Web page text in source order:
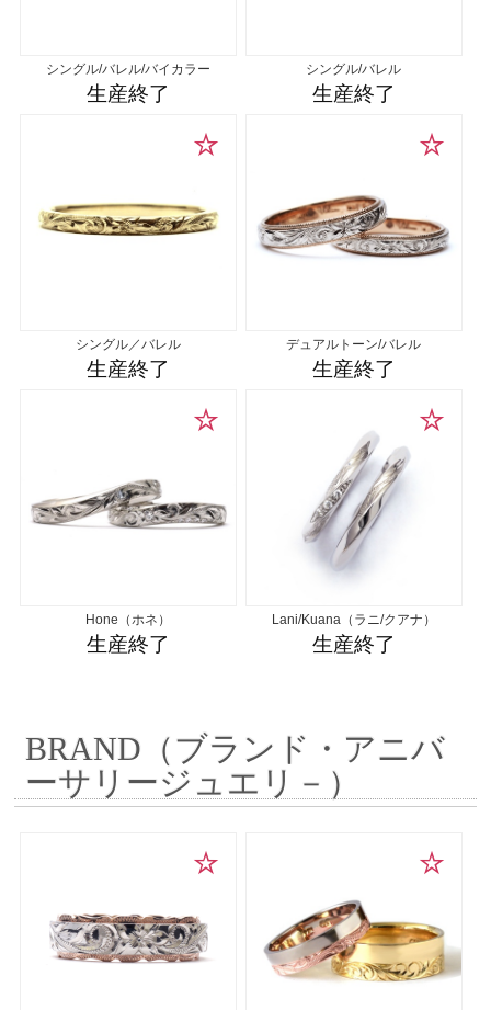
シングル/バレル/バイカラー
生産終了
シングル/バレル
生産終了
シングル／バレル
生産終了
デュアルトーン/バレル
生産終了
Hone（ホネ）
生産終了
Lani/Kuana（ラニ/クアナ）
生産終了
BRAND（ブランド・アニバ
ーサリージュエリ－）